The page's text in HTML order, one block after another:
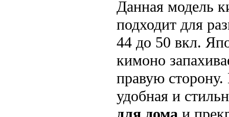
Данная модель
подходит для
44 до 50 вкл.
кимоно
правую
удобная и